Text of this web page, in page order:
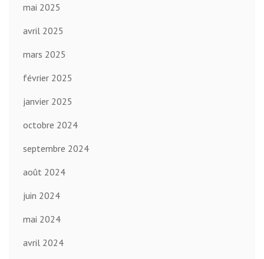
mai 2025
avril 2025
mars 2025
février 2025
janvier 2025
octobre 2024
septembre 2024
août 2024
juin 2024
mai 2024
avril 2024